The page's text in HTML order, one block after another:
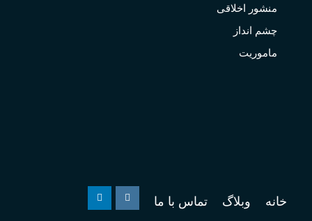
منشور اخلاقی
چشم انداز
ماموریت
خانه وبلاگ تماس با ما Instagram
Linkedin